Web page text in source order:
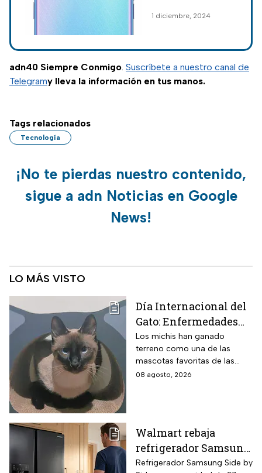
precios y funciones;
ellos se destaca por
sus características
y buen rendimiento.
1 diciembre, 2024
adn40 Siempre Conmigo Suscríbete a nuestro canal de
Telegramy lleva la información en tus manos.
Tags relacionados
Tecnología
¡No te pierdas nuestro contenido,
sigue a adn Noticias en Google
News!
LO MÁS VISTO
Día Internacional del
Gato: Enfermedades
más comunes y cómo
cuidar a estos felinos
Los michis han ganado
terreno como una de las
mascotas favoritas de las
familias mexicanas y hoy 8 de
08 agosto, 2026
Walmart rebaja
refrigerador Samsung
Side by Side 27 pies
Refrigerador Samsung Side by